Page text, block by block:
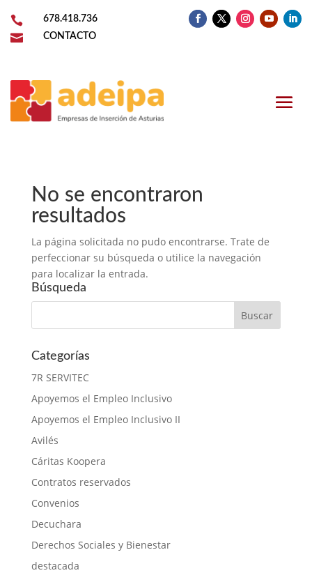
 678.418.736
 CONTACTO
No se encontraron
resultados
La página solicitada no pudo encontrarse. Trate de
perfeccionar su búsqueda o utilice la navegación
para localizar la entrada.
Búsqueda
Categorías
7R SERVITEC
Apoyemos el Empleo Inclusivo
Apoyemos el Empleo Inclusivo II
Avilés
Cáritas Koopera
Contratos reservados
Convenios
Decuchara
Derechos Sociales y Bienestar
destacada